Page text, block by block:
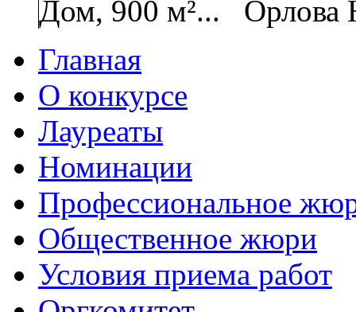
Дом, 900 м²...
Орлова
Главная
О конкурсе
Лауреаты
Номинации
Профессиональное
Общественное жюри
Условия приема работ